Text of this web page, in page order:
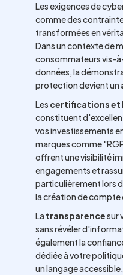
Les exigences de
comme des
transformées en
Dans un contexte de
consommateurs vis-
données, la
protection devient un
Les certifications et
constituent
vos investissements
marques comme
offrent une visibilité
engagements et
particulièrement lors
la création de compte
La transparencesur
sans révéler
également la
dédiée à votre
un langage